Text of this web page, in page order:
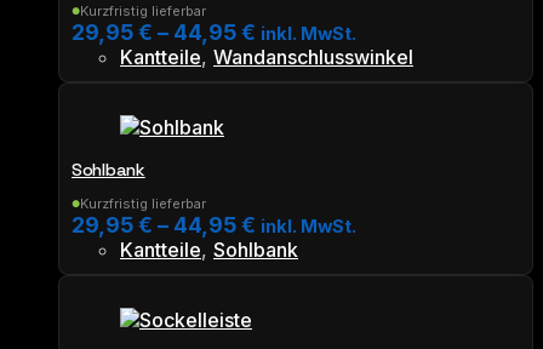
●Kurzfristig lieferbar
29,95€ – 44,95€ inkl. MwSt.
Kantteile, Wandanschlusswinkel
Varianten
auf.
Die
Optionen
Sohlbank
●Kurzfristig lieferbar
29,95€ – 44,95€ inkl. MwSt.
Kantteile, Sohlbank